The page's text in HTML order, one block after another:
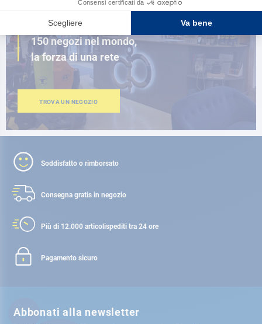
VICINO A TE
150 negozi nel mondo,
la forza di una rete
TROVA UN NEGOZIO
Soddisfatto o rimborsato
Consegna gratis in negozio
Più di 12.000 articolispediti tra 24 ore
Pagamento sicuro
Abbonati alla newsletter